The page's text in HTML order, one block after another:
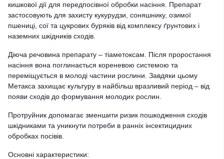
кишкової дії для передпосівної обробки насіння. Препарат
застосовують для захисту кукурудзи, соняшнику, озимої
пшениці, сої та цукрових буряків від комплексу ґрунтових і
наземних шкідників сходів.
Діюча речовина препарату – тіаметоксам. Після проростання
насіння вона поглинається кореневою системою та
переміщується в молоді частини рослини. Завдяки цьому
Метакса захищає культуру в найбільш вразливий період – від
появи сходів до формування молодих рослин.
Протруйник допомагає зменшити ризик пошкодження сходів
шкідниками та уникнути потреби в ранніх інсектицидних
обробках посівів.
Основні характеристики: